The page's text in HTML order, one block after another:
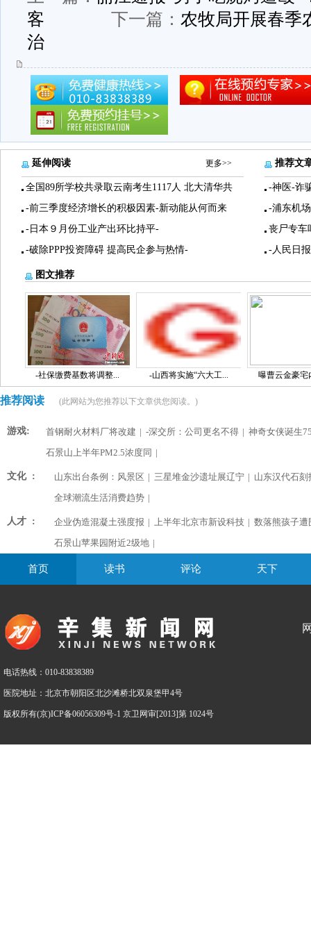
客
下一篇： 农牧局开展春季
治
延伸阅读 更多>>
全国89所学校共录取云南考生1117人 北大清华共
-前三季度经济增长的积极因素-新动能从何而来
-日本９月份工业产出环比持平-
-破除PPP投资障碍 提高民企参与热情-
推荐文
-神医-诈
-浦东机
丧尸专车
-人民日
图文推荐
-社保缴费基数将调整... -山西将实施“六大工... 曝曹云金豪宅
推荐阅读 (此网站为您推荐以下文章供您阅读。)
游戏: 首钢耐火材料厂将改建 | -深交所：公司更名不得 | 神奇女侠诞生
石景山上半年PM2.5浓度同 |
文化 : 山东出台条例：风景区 | 三星堆金沙遗址展辽宁 | 山东汉代石刻
全球潮流生活消费趋势 |
人才 : 企业伪造混凝土强度报 | 上半年北京市新设科技 | 数落熊孩子遭
石景山苹果园附近2级地 |
首页 读书 评论 天下
电话热线：010-83838389
医院地址：北京市朝阳区北沙滩桥北双泉堡甲4号
版权所有(京)ICP备06056309号-1 京卫网审[2013]第 1024号